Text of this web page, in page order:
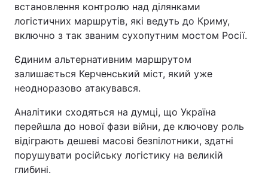
встановлення контролю над ділянками
логістичних маршрутів, які ведуть до Криму,
включно з так званим сухопутним мостом Росії.
Єдиним альтернативним маршрутом
залишається Керченський міст, який уже
неодноразово атакувався.
Аналітики сходяться на думці, що Україна
перейшла до нової фази війни, де ключову роль
відіграють дешеві масові безпілотники, здатні
порушувати російську логістику на великій
глибині.